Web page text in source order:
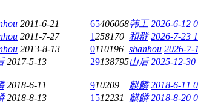
2011-6-21 65406068韩工 2026-6-12
2011-7-27 1258170 和群 2026-7-23
2013-8-13 0110196 shanhou 2026-7-
2017-5-13 29138795山后 2025-12-30
2018-6-11 910209 麒麟 2018-6-11
2018-8-13 1512231 麒麟 2018-8-20